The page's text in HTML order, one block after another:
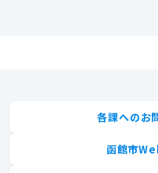
各課へのお
函館市